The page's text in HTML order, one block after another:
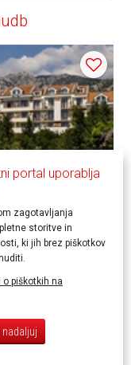
portal uporablja
zagotavljanja
storitve in
ki jih brez piškotkov
o piškotkih na
nadaljuj